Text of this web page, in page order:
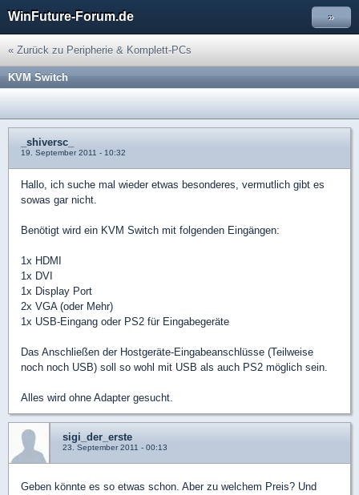
WinFuture-Forum.de »
« Zurück zu Peripherie & Komplett-PCs
KVM Switch
_shiversc_
19. September 2011 - 10:32
Hallo, ich suche mal wieder etwas besonderes, vermutlich gibt es
sowas gar nicht.
Benötigt wird ein KVM Switch mit folgenden Eingängen:
1x HDMI
1x DVI
1x Display Port
2x VGA (oder Mehr)
1x USB-Eingang oder PS2 für Eingabegeräte
Das Anschließen der Hostgeräte-Eingabeanschlüsse (Teilweise
noch noch USB) soll so wohl mit USB als auch PS2 möglich sein.
Alles wird ohne Adapter gesucht.
sigi_der_erste
23. September 2011 - 00:13
Geben könnte es so etwas schon. Aber zu welchem Preis? Und